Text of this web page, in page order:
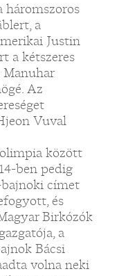
háromszoros
a
Justin
a kétszeres
Az
Vuval
között
ben pedig
címet
és
Birkózók
a
Bácsi
volna neki